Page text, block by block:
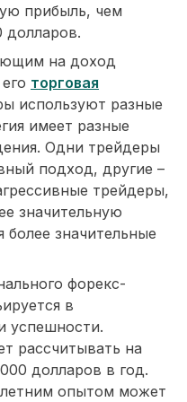
прибыль, чем
долларов.
на доход
торговая
используют разные
имеет разные
Одни трейдеры
подход, другие –
трейдеры,
значительную
более значительные
форекс-
в
успешности.
рассчитывать на
долларов в год.
опытом может